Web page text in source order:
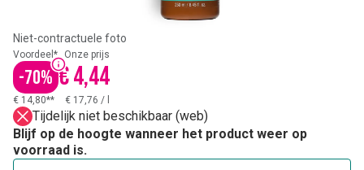
Niet-contractuele foto
Voordeel*
-70%
Onze prijs
€ 4,44
€ 14,80** € 17,76 /
Tijdelijk niet beschikbaar (web)
Blijf op de hoogte wanneer het product weer op
voorraad is.